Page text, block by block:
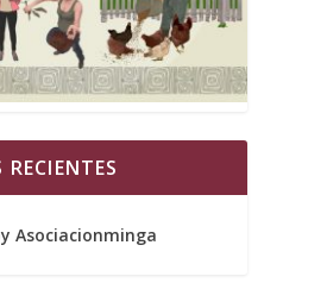
Asociacionminga